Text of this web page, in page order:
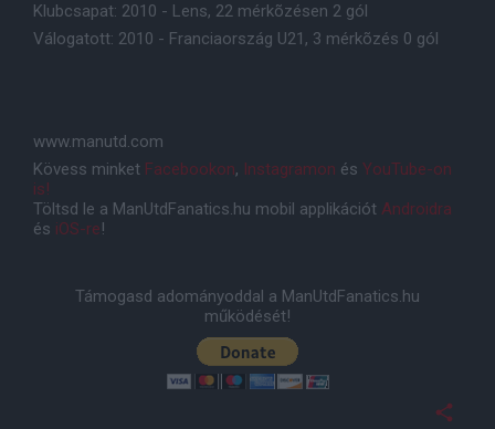
Klubcsapat: 2010 - Lens, 22 mérkõzésen 2 gól
Válogatott: 2010 - Franciaország U21, 3 mérkõzés 0 gól
www.manutd.com
Kövess minket Facebookon, Instagramon és YouTube-on
is!
Töltsd le a ManUtdFanatics.hu mobil applikációt Androidra
és iOS-re!
Támogasd adományoddal a ManUtdFanatics.hu
működését!